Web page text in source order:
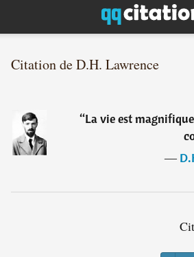
Citation de D.H. Lawrence
“La vie est
―